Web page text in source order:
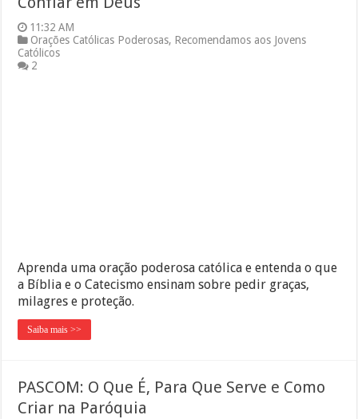
11:32 AM
Orações Católicas Poderosas, Recomendamos aos Jovens
Católicos
2
Aprenda uma oração poderosa católica e entenda o que
a Bíblia e o Catecismo ensinam sobre pedir graças,
milagres e proteção.
Saiba mais >>
PASCOM: O Que É, Para Que Serve e Como
Criar na Paróquia